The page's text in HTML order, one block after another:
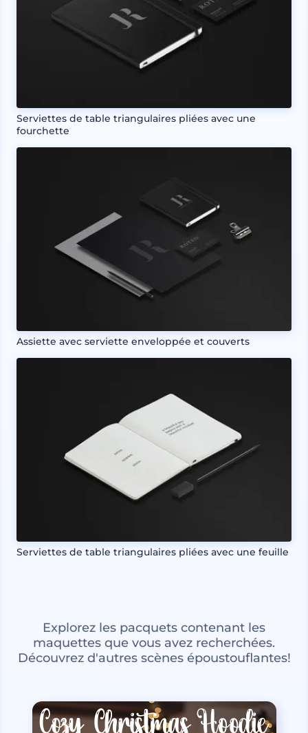
Serviettes de table triangulaires pliées avec une
fourchette
Assiette avec serviette enveloppée et couverts
Serviettes de table triangulaires pliées avec une feuille
Explorez les pacquets contenant les
maquettes que vous avez recherchées.
Découvrez d'autres scènes époustouflantes!